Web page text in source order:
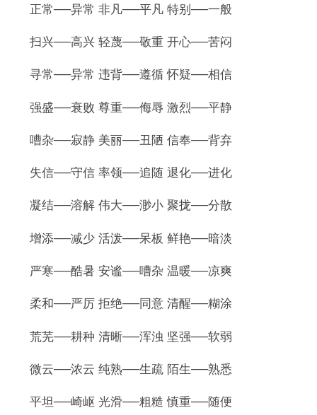
正常──异常 非凡──平凡 特别──一般
扫兴──高兴 轻蔑──敬重 开心──苦闷
寻常──异常 违背──遵循 怀疑──相信
强盛──衰败 尊重──侮辱 激烈──平静
嘈杂──寂静 美丽──丑陋 信奉──背弃
失信──守信 率领──追随 退化──进化
凝结──溶解 伟大──渺小 聚拢──分散
增添──减少 活泼──呆板 鲜艳──暗淡
严寒──酷暑 安谧──嘈杂 温暖──凉爽
柔和──严厉 拒绝──同意 清醒──糊涂
荒芜──耕种 清晰──浑浊 坚强──软弱
微云──浓云 纯熟──生疏 陌生──熟悉
平坦──崎岖 光滑──粗糙 慎重──随便